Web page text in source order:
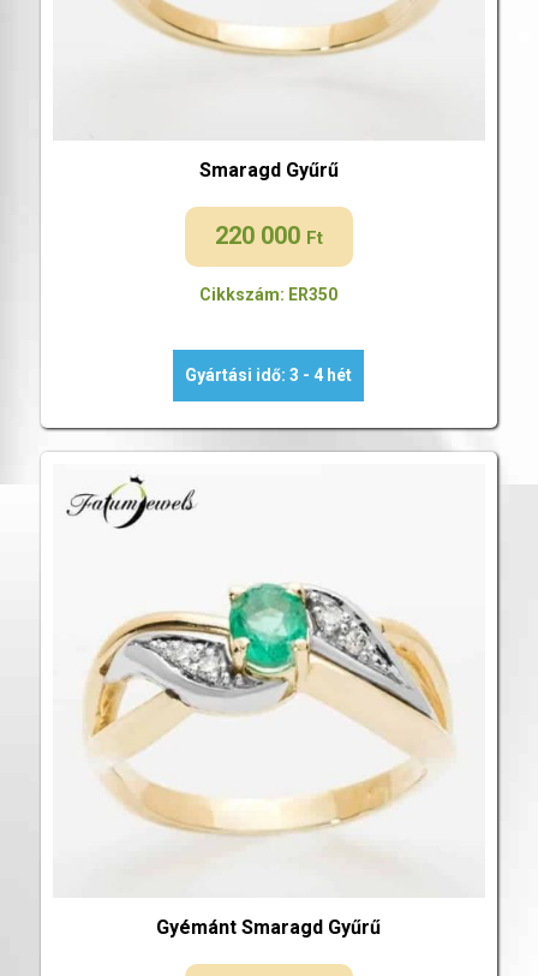
Smaragd Gyűrű
220 000 Ft
Cikkszám: ER350
Gyártási idő: 3 - 4 hét
Gyémánt Smaragd Gyűrű